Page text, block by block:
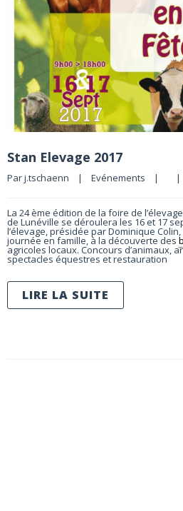
Stan Elevage 2017
Par j.tschaenn | Evénements | |
La 24 ème édition de la foire de
de Lunéville se déroulera les 16 et 17
l’élevage, présidée par Dominique
journée en famille, à la découverte des
agricoles locaux. Concours d’animaux,
spectacles équestres et restauration
LIRE LA SUITE